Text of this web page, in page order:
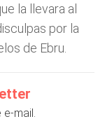
la llevara al
por la
de Ebru.
mail.